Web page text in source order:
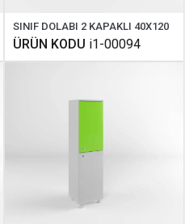
SINIF DOLABI 2 KAPAKLI 40X120
ÜRÜN KODU i1-00094